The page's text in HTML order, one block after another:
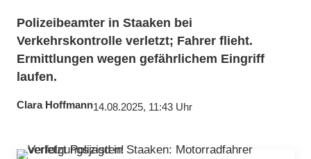
Polizeibeamter in Staaken bei
Verkehrskontrolle verletzt; Fahrer flieht.
Ermittlungen wegen gefährlichem Eingriff
laufen.
Clara Hoffmann14.08.2025, 11:43 Uhr